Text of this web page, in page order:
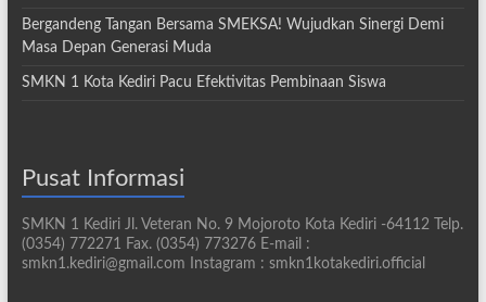
Bergandeng Tangan Bersama SMEKSA! Wujudkan Sinergi Demi
Masa Depan Generasi Muda
SMKN 1 Kota Kediri Pacu Efektivitas Pembinaan Siswa
Pusat Informasi
SMKN 1 Kediri Jl. Veteran No. 9 Mojoroto Kota Kediri -64112 Telp.
(0354) 772271 Fax. (0354) 773276 E-mail :
smkn1.kediri@gmail.com Instagram : smkn1kotakediri.official